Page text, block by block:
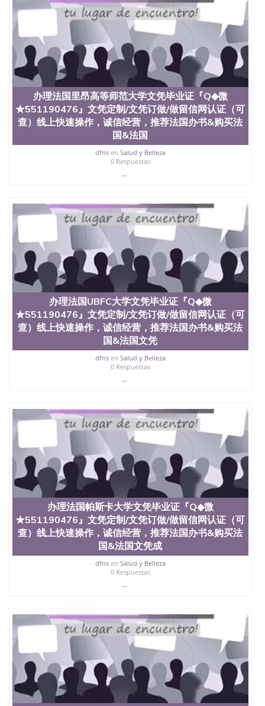
办理法国里昂高等师范大学文凭毕业证『Q◆微
★551190476』文凭定制/文凭订做/做留信网认证（可
查）线上快速操作，诚信经营，推荐法国办书&购买法
国&法国
dfnsen Salud y Belleza
0 Respuestas
...
办理法国UBFC大学文凭毕业证『Q◆微
★551190476』文凭定制/文凭订做/做留信网认证（可
查）线上快速操作，诚信经营，推荐法国办书&购买法
国&法国文凭
dfnsen Salud y Belleza
0 Respuestas
...
办理法国帕斯卡大学文凭毕业证『Q◆微
★551190476』文凭定制/文凭订做/做留信网认证（可
查）线上快速操作，诚信经营，推荐法国办书&购买法
国&法国文凭成
dfnsen Salud y Belleza
0 Respuestas
...